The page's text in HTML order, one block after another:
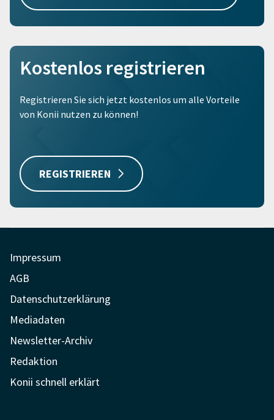
Kostenlos registrieren
Registrieren Sie sich jetzt kostenlos um alle Vorteile
von Konii nutzen zu können!
REGISTRIEREN
Impressum
AGB
Datenschutzerklärung
Mediadaten
Newsletter-Archiv
Redaktion
Konii schnell erklärt